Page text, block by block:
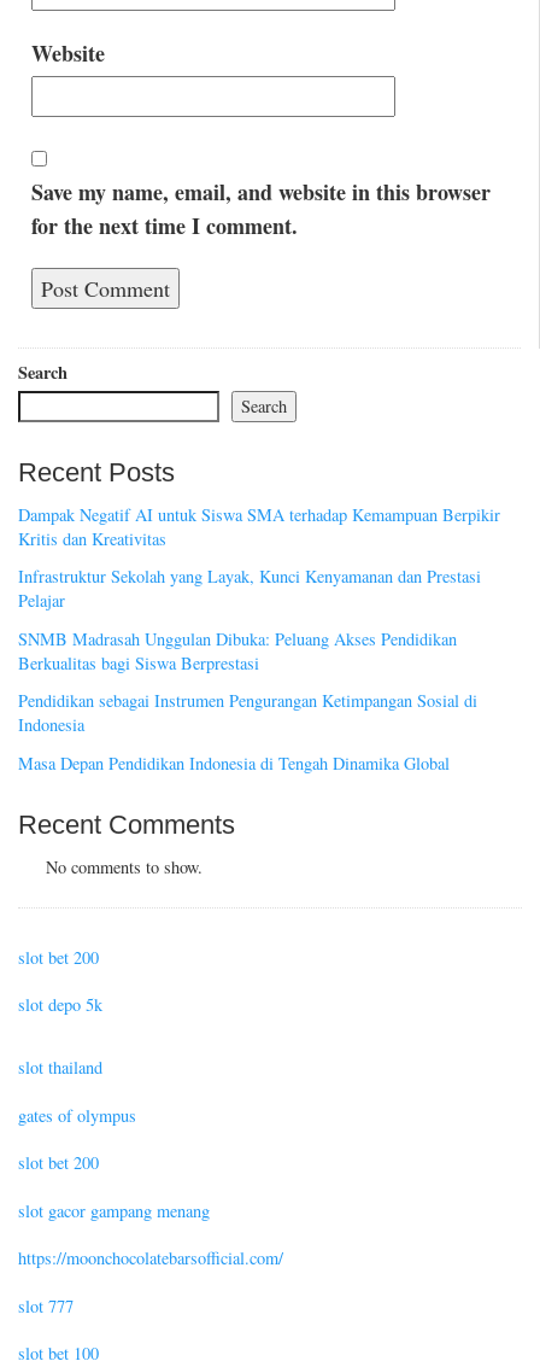
Website
Save my name, email, and website in this browser
for the next time I comment.
Search
Search
Recent Posts
Dampak Negatif AI untuk Siswa SMA terhadap Kemampuan Berpikir
Kritis dan Kreativitas
Infrastruktur Sekolah yang Layak, Kunci Kenyamanan dan Prestasi
Pelajar
SNMB Madrasah Unggulan Dibuka: Peluang Akses Pendidikan
Berkualitas bagi Siswa Berprestasi
Pendidikan sebagai Instrumen Pengurangan Ketimpangan Sosial di
Indonesia
Masa Depan Pendidikan Indonesia di Tengah Dinamika Global
Recent Comments
No comments to show.
slot bet 200
slot depo 5k
slot thailand
gates of olympus
slot bet 200
slot gacor gampang menang
https://moonchocolatebarsofficial.com/
slot 777
slot bet 100